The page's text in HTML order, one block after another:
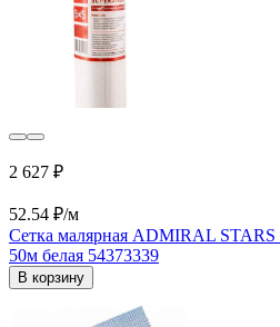
2 627 ₽
52.54 ₽/м
Сетка малярная ADMIRAL STARS
50м белая 54373339
В корзину